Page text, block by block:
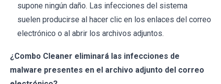
supone ningún daño. Las infecciones del sistema
suelen producirse al hacer clic en los enlaces del correo
electrónico o al abrir los archivos adjuntos.
¿Combo Cleaner eliminará las infecciones de
malware presentes en el archivo adjunto del correo